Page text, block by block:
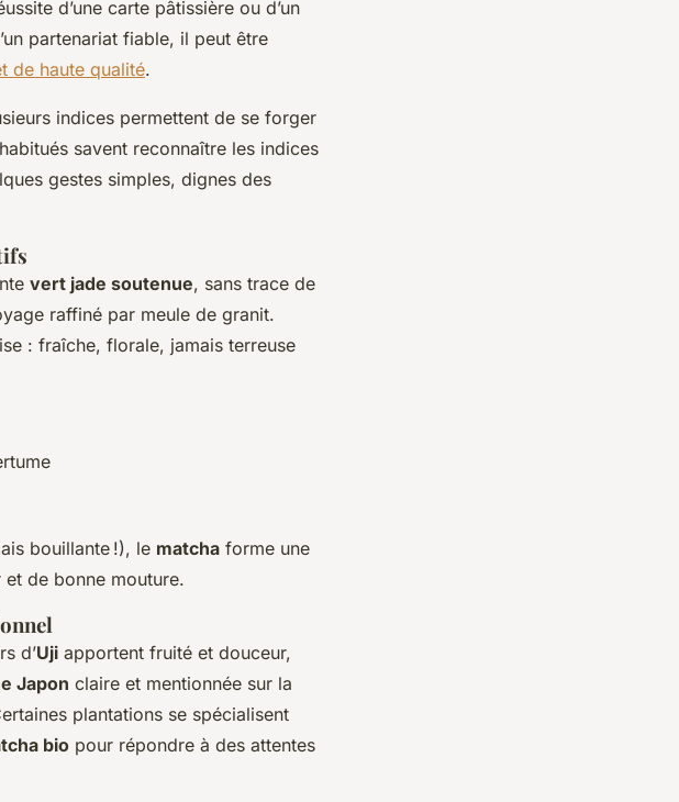
d’une carte pâtissière ou d’un
partenariat fiable, il peut être
de haute qualité.
indices permettent de se forger
habitués savent reconnaître les indices
gestes simples, dignes des
vert jade soutenue, sans trace de
raffiné par meule de granit.
: fraîche, florale, jamais terreuse
bouillante !), le matcha forme une
de bonne mouture.
d’Uji apportent fruité et douceur,
Japon claire et mentionnée sur la
plantations se spécialisent
bio pour répondre à des attentes